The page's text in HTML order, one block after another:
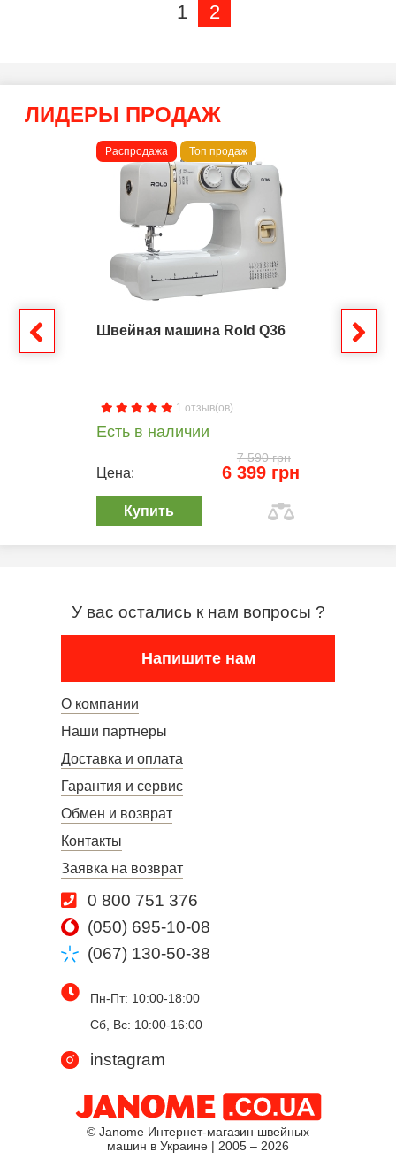
1 2
ЛИДЕРЫ ПРОДАЖ
Распродажа Топ продаж
Швейная машина Rold Q36
1 отзыв(ов)
Есть в наличии
7 590 грн
Цена: 6 399 грн
Купить
У вас остались к нам вопросы ?
Напишите нам
О компании
Наши партнеры
Доставка и оплата
Гарантия и сервис
Обмен и возврат
Контакты
Заявка на возврат
0 800 751 376
(050) 695-10-08
(067) 130-50-38
Пн-Пт: 10:00-18:00
Сб, Вс: 10:00-16:00
instagram
© Janome Интернет-магазин швейных
машин в Украине | 2005 – 2026